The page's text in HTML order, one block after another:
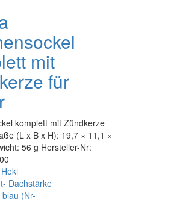
mit
für
komplett mit Zündkerze
(L x B x H): 19,7 × 11,1 ×
56 g Hersteller-Nr: